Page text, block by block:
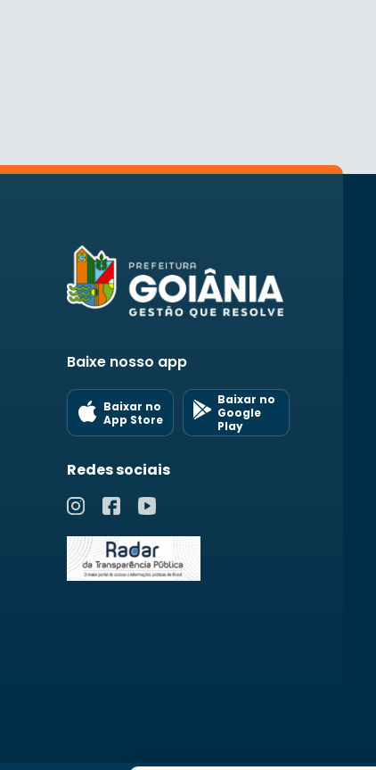
Baixe nosso app
Baixar no
App Store
Baixar no
Google
Play
Redes sociais